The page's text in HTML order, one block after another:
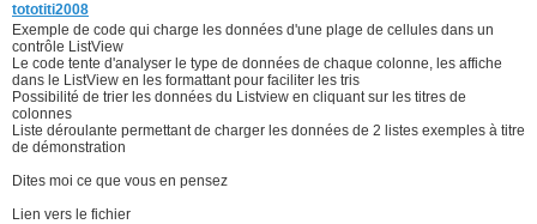
tototiti2008
Exemple de code qui charge les données d'une plage de cellules dans un
contrôle ListView
Le code tente d'analyser le type de données de chaque colonne, les affiche
dans le ListView en les formattant pour faciliter les tris
Possibilité de trier les données du Listview en cliquant sur les titres de
colonnes
Liste déroulante permettant de charger les données de 2 listes exemples à titre
de démonstration
Dites moi ce que vous en pensez
Lien vers le fichier